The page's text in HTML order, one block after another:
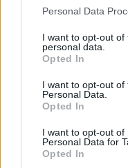
Please note that this
not limited to your visit
grant or deny consent
use your data for
consent section.
Personal Data
I want to opt-out
personal data.
Opted In
I want to opt-out of
Personal Data.
Opted In
I want to opt-out of
Personal Data for
Opted In
kísérni. Hihetetlen
egymás átsegítése a
Balaton. Hihetetlen
valószínűleg nem is
hónapokkal később
érzem, nem is kell